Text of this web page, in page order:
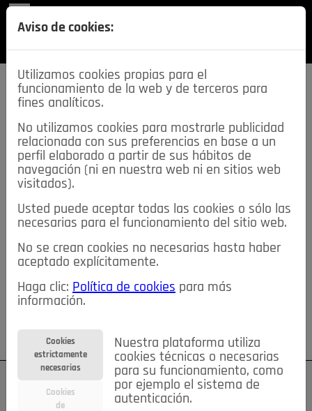
SECCIONES
descarga esta
REVISTA
≡NOTICIAS
NOTICIAS SERVICIOS DE INTERÉS
TABLÓN DE ANUNCIOS MIS ANUNCIOS CONTACTO
NOSOTROS
Su cuenta Regístrese ¿Olvidó su contraseña?
Aviso de cookies:
Utilizamos cookies propias para el
funcionamiento de la web y de terceros para
fines analíticos.
No utilizamos cookies para mostrarle publicidad
relacionada con sus preferencias en base a un
perfil elaborado a partir de sus hábitos de
navegación (ni en nuestra web ni en sitios web
visitados).
Usted puede aceptar todas las cookies o sólo las
necesarias para el funcionamiento del sitio web.
No se crean cookies no necesarias hasta haber
aceptado explícitamente.
Haga clic: Política de cookies para más
información.
Cookies
estrictamente
necesarias
Cookies
de
Nuestra plataforma utiliza
cookies técnicas o necesarias
para su funcionamiento, como
por ejemplo el sistema de
autenticación.